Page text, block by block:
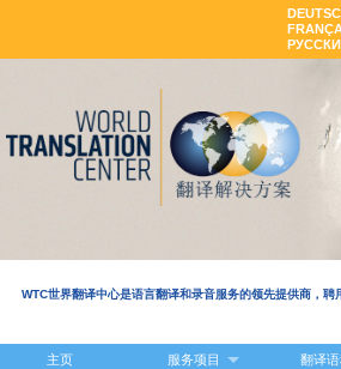
WTC世界翻译中心是语言翻译和录音服务的领先提供商，聘
主页 服务项目 翻译